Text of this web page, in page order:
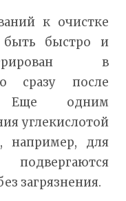
к очистке
быстро и
в
сразу после
Еще одним
углекислотой
например, для
загрязнения.